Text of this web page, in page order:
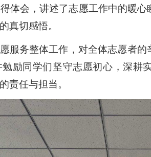
体会，讲述了志愿工作中的暖
真切感悟。
服务整体工作，对全体志愿者
励同学们坚守志愿初心，深耕
责任与担当。